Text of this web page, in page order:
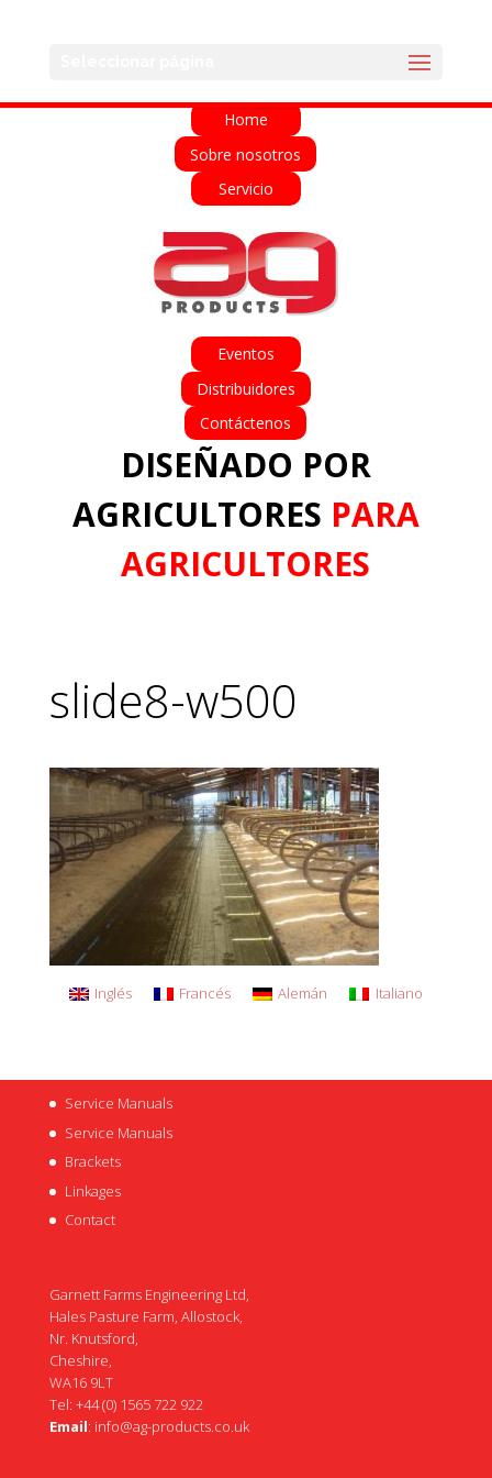
Home
Sobre nosotros
Servicio
Eventos
Distribuidores
Contáctenos
DISEÑADO POR
AGRICULTORES PARA
AGRICULTORES
slide8-w500
Inglés Francés Alemán Italiano
Service Manuals
Service Manuals
Brackets
Linkages
Contact
Garnett Farms Engineering Ltd,
Hales Pasture Farm, Allostock,
Nr. Knutsford,
Cheshire,
WA16 9LT
Tel: +44 (0) 1565 722 922
Email: info@ag-products.co.uk